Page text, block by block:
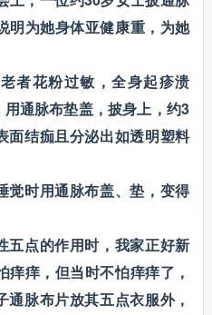
明为她身体亚健康重，为她
者花粉过敏，全身起疹溃
通脉布垫盖，披身上，约3
面结痂且分泌出如透明塑料
觉时用通脉布盖、垫，变得
五点的作用时，我家正好新
痒，但当时不怕痒痒了，
脉布片放其五点衣服外，